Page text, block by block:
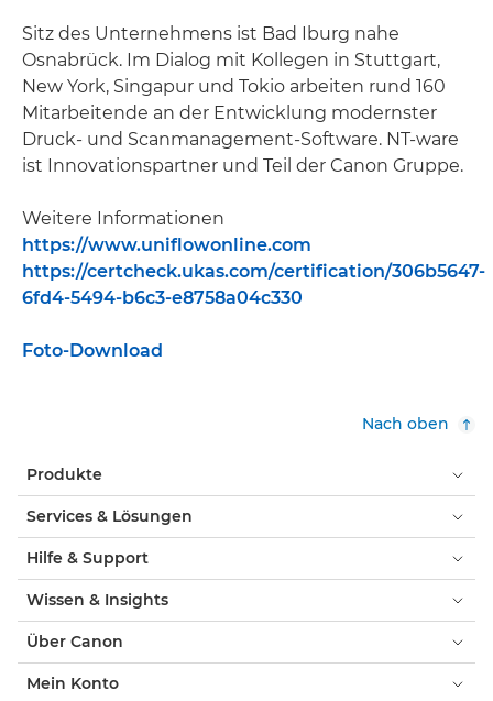
Sitz des Unternehmens ist Bad Iburg nahe
Osnabrück. Im Dialog mit Kollegen in Stuttgart,
New York, Singapur und Tokio arbeiten rund 160
Mitarbeitende an der Entwicklung modernster
Druck- und Scanmanagement-Software. NT-ware
ist Innovationspartner und Teil der Canon Gruppe.
Weitere Informationen
https://www.uniflowonline.com
https://certcheck.ukas.com/certification/306b5647-
6fd4-5494-b6c3-e8758a04c330
Foto-Download
Nach oben
Produkte
Services & Lösungen
Hilfe & Support
Wissen & Insights
Über Canon
Mein Konto